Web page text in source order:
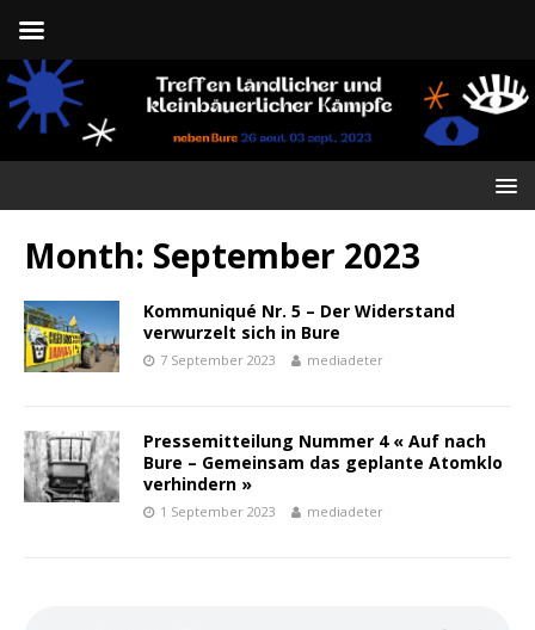
Month: September 2023
Kommuniqué Nr. 5 – Der Widerstand
verwurzelt sich in Bure
7 September 2023 mediadeter
Pressemitteilung Nummer 4 « Auf nach
Bure – Gemeinsam das geplante Atomklo
verhindern »
1 September 2023 mediadeter